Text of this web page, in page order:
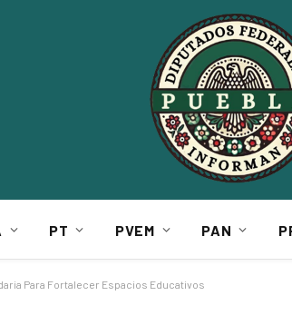
PT PVEM PAN
Para Fortalecer Espacios Educativos